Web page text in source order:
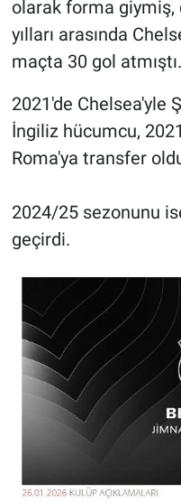
olarak forma giymiş,
yılları arasında
maçta 30 gol atmıştı.
2021'de Chelsea'yle
İngiliz hücumcu,
Roma'ya transfer
2024/25 sezonunu
geçirdi.